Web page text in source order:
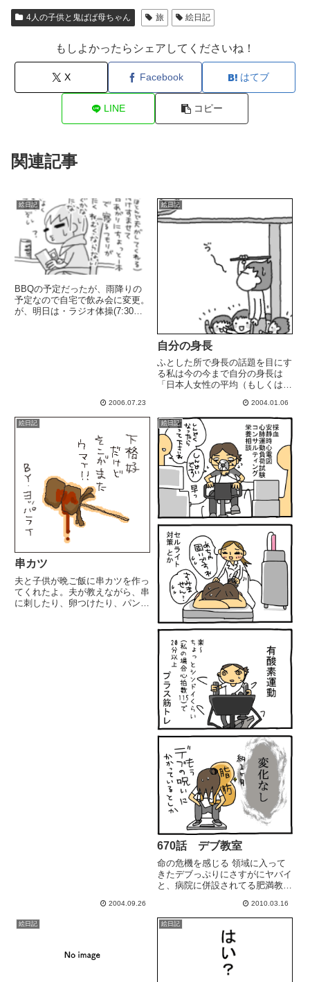
4人の子供と鬼ばば母ちゃん 旅 絵日記
もしよかったらシェアしてくださいね！
X Facebook はてブ
LINE コピー
関連記事
絵日記
BBQの予定だったが、雨降りの
予定なので自宅で飲み会に変更。
が、明日は・ラジオ体操(7:30
2006.07.23
絵日記
自分の身長
ふとした所で身長の話題を目にす
る私は今の今まで自分の身長は
「日本人女性の平均（もしくはチ
ってチビなんですか！？ Σ(￣ロ
￣lll)チビでデブなんて嫌すぎ
だ.....いや、計った最後は社会人
の時だ（20才前後...
2004.01.06
絵日記
串カツ
夫と子供が晩ご飯に串カツを作っ
てくれたよ。夫が教えながら、串
に刺したり、卵つけたり、パン粉
2004.09.26
絵日記
670話 デブ教室
命の危機を感じる 領域に入って
きたデブっぷりにさすがにヤバイ
と、病院に併設されてる肥満教室
ろいろ思うところもありまして
( ´,_ゝ` )体重体脂肪ともにほとん
ど変化なし.. ここ数日は、少々
食べ過ぎても体重が...
2010.03.16
絵日記 絵日記